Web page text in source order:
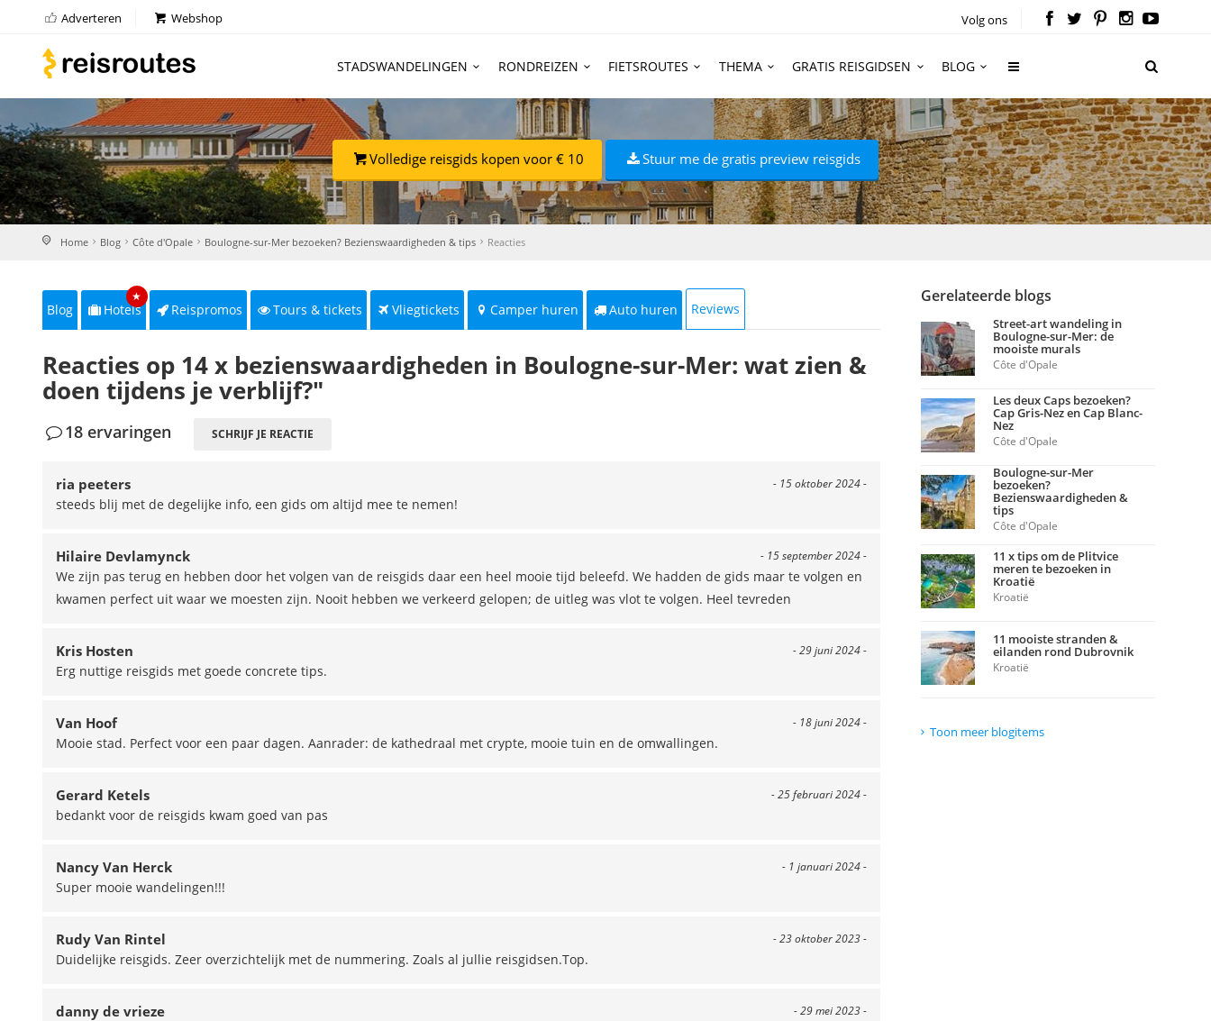
Adverteren Webshop Volg ons
STADSWANDELINGEN RONDREIZEN FIETSROUTES THEMA GRATIS REISGIDSEN BLOG
Volledige reisgids kopen voor € 10 Stuur me de gratis preview reisgids
Home Blog Côte d'Opale Boulogne-sur-Mer bezoeken? Bezienswaardigheden & tips Reacties
Blog Hotels
★
Reispromos Tours & tickets Vliegtickets Camper huren Auto huren Reviews
Reacties op 14 x bezienswaardigheden in Boulogne-sur-Mer: wat zien &
doen tijdens je verblijf?"
18 ervaringen SCHRIJF JE REACTIE
- 15 oktober 2024 -
ria peeters
steeds blij met de degelijke info, een gids om altijd mee te nemen!
- 15 september 2024 -
Hilaire Devlamynck
We zijn pas terug en hebben door het volgen van de reisgids daar een heel mooie tijd beleefd. We hadden de gids maar te volgen en
kwamen perfect uit waar we moesten zijn. Nooit hebben we verkeerd gelopen; de uitleg was vlot te volgen. Heel tevreden
- 29 juni 2024 -
Kris Hosten
Erg nuttige reisgids met goede concrete tips.
- 18 juni 2024 -
Van Hoof
Mooie stad. Perfect voor een paar dagen. Aanrader: de kathedraal met crypte, mooie tuin en de omwallingen.
- 25 februari 2024 -
Gerard Ketels
bedankt voor de reisgids kwam goed van pas
- 1 januari 2024 -
Nancy Van Herck
Super mooie wandelingen!!!
- 23 oktober 2023 -
Rudy Van Rintel
Duidelijke reisgids. Zeer overzichtelijk met de nummering. Zoals al jullie reisgidsen.Top.
- 29 mei 2023 -
danny de vrieze
Gerelateerde blogs
Street-art wandeling in
Boulogne-sur-Mer: de
mooiste murals
Côte d'Opale
Les deux Caps bezoeken?
Cap Gris-Nez en Cap Blanc-
Nez
Côte d'Opale
Boulogne-sur-Mer
bezoeken?
Bezienswaardigheden &
tips
Côte d'Opale
11 x tips om de Plitvice
meren te bezoeken in
Kroatië
Kroatië
11 mooiste stranden &
eilanden rond Dubrovnik
Kroatië
Toon meer blogitems